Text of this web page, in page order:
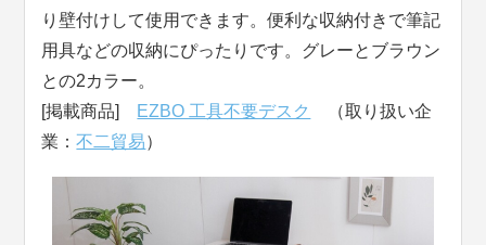
り壁付けして使用できます。便利な収納付きで筆記
用具などの収納にぴったりです。グレーとブラウン
との2カラー。
[掲載商品] EZBO 工具不要デスク
（取り扱い企
業：不二貿易）